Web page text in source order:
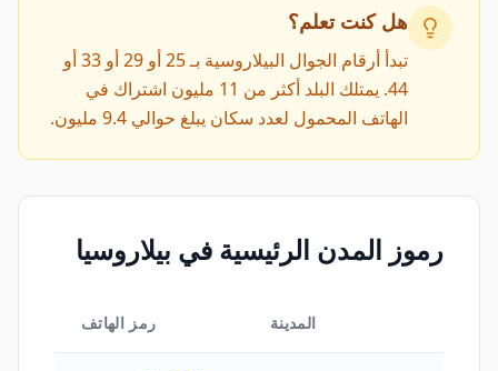
هل كنت تعلم؟
تبدأ أرقام الجوال البيلاروسية بـ 25 أو 29 أو 33 أو
44. يمتلك البلد أكثر من 11 مليون اشتراك في
الهاتف المحمول لعدد سكان يبلغ حوالي 9.4 مليون.
رموز المدن الرئيسية في بيلاروسيا
المدينة رمز الهاتف